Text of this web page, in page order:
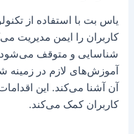
یاس بت با استفاده از
کاربران را ایمن مدیریت
شناسایی و متوقف می‌شود.
آموزش‌های لازم در زمینه
آن آشنا می‌کند. این
کاربران کمک می‌کند.